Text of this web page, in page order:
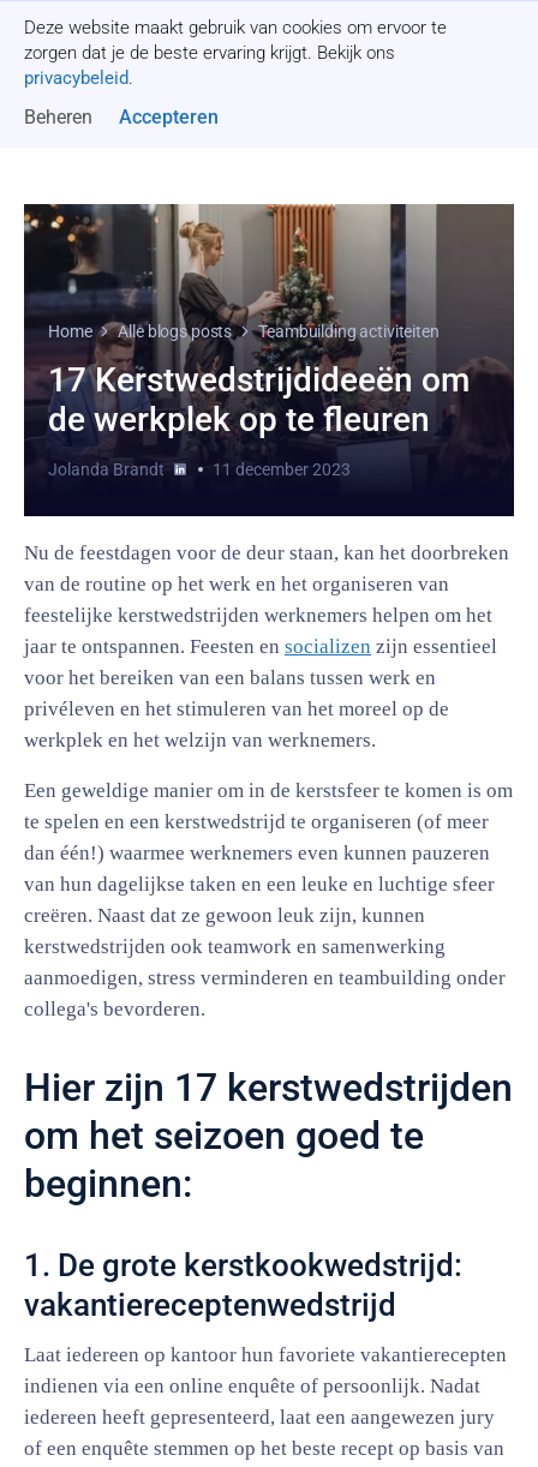
Deze website maakt gebruik van cookies om ervoor te
zorgen dat je de beste ervaring krijgt. Bekijk ons
privacybeleid.
Beheren Accepteren
Offerte aanvragen
Home Alle blogs posts Teambuilding activiteiten
17 Kerstwedstrijdideeën om
de werkplek op te fleuren
Jolanda Brandt 11 december 2023
Nu de feestdagen voor de deur staan, kan het doorbreken
van de routine op het werk en het organiseren van
feestelijke kerstwedstrijden werknemers helpen om het
jaar te ontspannen. Feesten en socializen zijn essentieel
voor het bereiken van een balans tussen werk en
privéleven en het stimuleren van het moreel op de
werkplek en het welzijn van werknemers.
Een geweldige manier om in de kerstsfeer te komen is om
te spelen en een kerstwedstrijd te organiseren (of meer
dan één!) waarmee werknemers even kunnen pauzeren
van hun dagelijkse taken en een leuke en luchtige sfeer
creëren. Naast dat ze gewoon leuk zijn, kunnen
kerstwedstrijden ook teamwork en samenwerking
aanmoedigen, stress verminderen en teambuilding onder
collega's bevorderen.
Hier zijn 17 kerstwedstrijden
om het seizoen goed te
beginnen:
1. De grote kerstkookwedstrijd:
vakantiereceptenwedstrijd
Laat iedereen op kantoor hun favoriete vakantierecepten
indienen via een online enquête of persoonlijk. Nadat
iedereen heeft gepresenteerd, laat een aangewezen jury
of een enquête stemmen op het beste recept op basis van